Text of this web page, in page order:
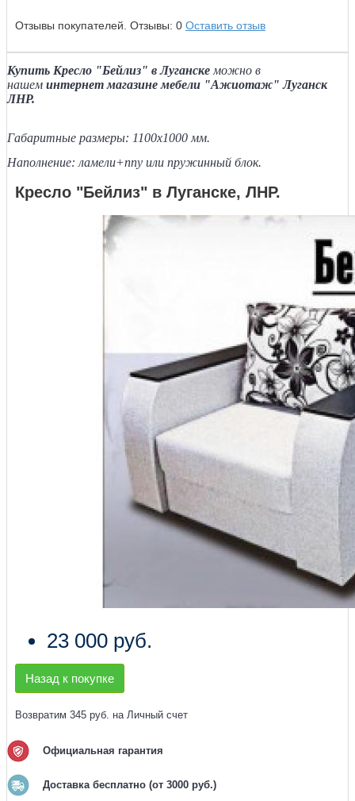
Отзывы покупателей. Отзывы: 0 Оставить отзыв
Купить Кресло "Бейлиз" в Луганске можно в
нашем интернет магазине мебели "Ажиотаж" Луганск
ЛНР.
Габаритные размеры: 1100х1000 мм.
Наполнение: ламели+ппу или пружинный блок.
Кресло "Бейлиз" в Луганске, ЛНР.
23 000 руб.
Назад к покупке
Возвратим 345 руб. на Личный счет
Официальная гарантия
Доставка бесплатно (от 3000 руб.)